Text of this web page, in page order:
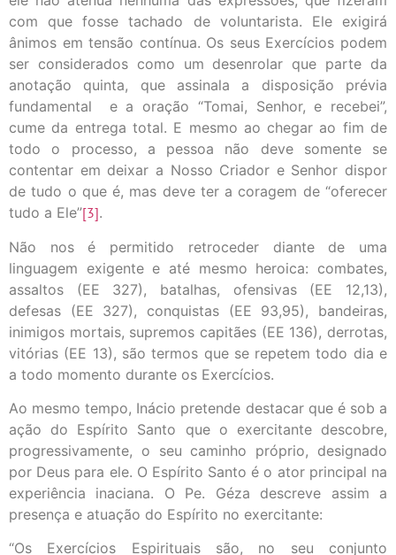
com que fosse tachado de voluntarista. Ele exigirá
ânimos em tensão contínua. Os seus Exercícios podem
ser considerados como um desenrolar que parte da
anotação quinta, que assinala a disposição prévia
fundamental e a oração “Tomai, Senhor, e recebei”,
cume da entrega total. E mesmo ao chegar ao fim de
todo o processo, a pessoa não deve somente se
contentar em deixar a Nosso Criador e Senhor dispor
de tudo o que é, mas deve ter a coragem de “oferecer
tudo a Ele”[3].
Não nos é permitido retroceder diante de uma
linguagem exigente e até mesmo heroica: combates,
assaltos (EE 327), batalhas, ofensivas (EE 12,13),
defesas (EE 327), conquistas (EE 93,95), bandeiras,
inimigos mortais, supremos capitães (EE 136), derrotas,
vitórias (EE 13), são termos que se repetem todo dia e
a todo momento durante os Exercícios.
Ao mesmo tempo, Inácio pretende destacar que é sob a
ação do Espírito Santo que o exercitante descobre,
progressivamente, o seu caminho próprio, designado
por Deus para ele. O Espírito Santo é o ator principal na
experiência inaciana. O Pe. Géza descreve assim a
presença e atuação do Espírito no exercitante:
“Os Exercícios Espirituais são, no seu conjunto